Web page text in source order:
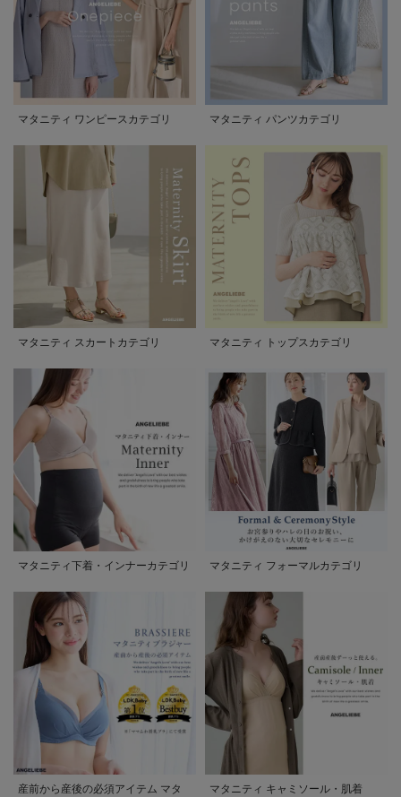
マタニティ ワンピースカテゴリ マタニティ パンツカテゴリ
マタニティ スカートカテゴリ マタニティ トップスカテゴリ
マタニティ下着・インナーカテゴリ マタニティ フォーマルカテゴリ
産前から産後の必須アイテム マタ
マタニティ キャミソール・肌着